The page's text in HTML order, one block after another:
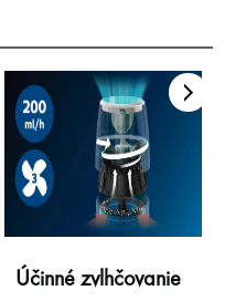
Účinné zvlhčovanie